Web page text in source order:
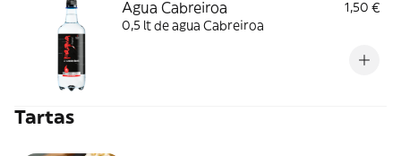
Agua Cabreiroa
1,50 €
0,5 lt de agua Cabreiroa
Tartas